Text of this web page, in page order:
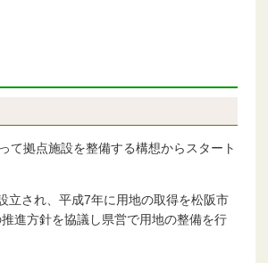
て拠点施設を整備する構想からスタート
立され、平成7年に用地の取得を松阪市
進方針を協議し県営で用地の整備を行